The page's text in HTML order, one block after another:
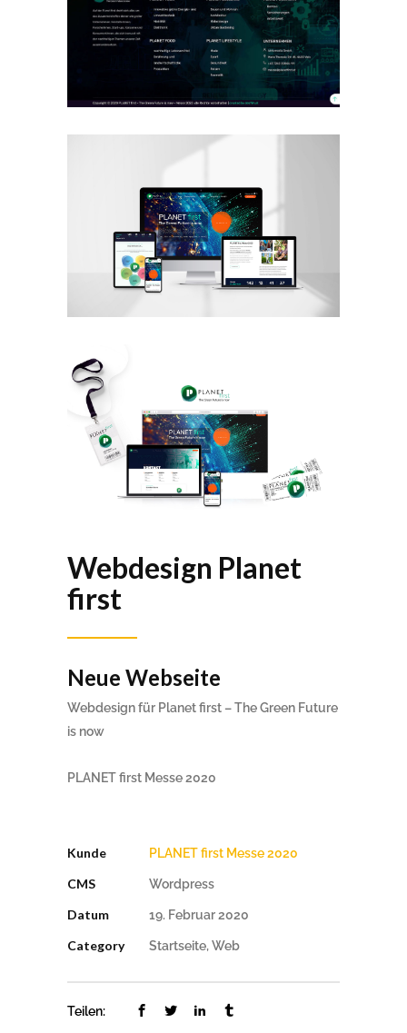
Webdesign Planet
first
Neue Webseite
Webdesign für Planet first – The Green Future
is now
PLANET first Messe 2020
Kunde PLANET first Messe 2020
CMS Wordpress
Datum 19. Februar 2020
Category Startseite, Web
Teilen: